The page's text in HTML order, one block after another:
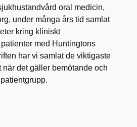
oral medicin,
under många års tid samlat
kring kliniskt
med Huntingtons
har vi samlat de viktigaste
det gäller bemötande och